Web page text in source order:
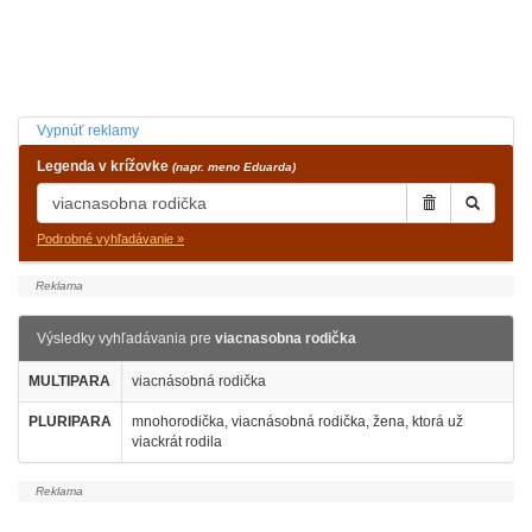
Vypnúť reklamy
Legenda v krížovke (napr. meno Eduarda)
Podrobné vyhľadávanie »
Výsledky vyhľadávania pre viacnasobna rodička
MULTIPARA viacnásobná rodička
PLURIPARA
mnohorodička, viacnásobná rodička, žena, ktorá už
viackrát rodila